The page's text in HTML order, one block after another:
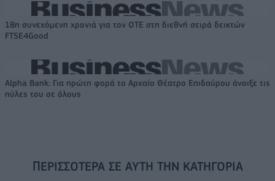
18η συνεχόμενη χρονιά για τον ΟΤΕ στη διεθνή σειρά δεικτών
FTSE4Good
Alpha Bank: Για πρώτη φορά το Αρχαίο Θέατρο Επιδαύρου άνοιξε τις
πύλες του σε όλους
ΠΕΡΙΣΣΌΤΕΡΑ ΣΕ ΑΥΤΉ ΤΗΝ ΚΑΤΗΓΟΡΊΑ